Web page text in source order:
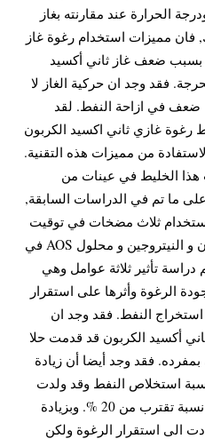
الحرارة عند مقارنته بغاز
فان مميزات استخدام رغوة غاز
بسبب ضعف غاز ثاني أكسيد
فقد وجد ان حركية الغاز لا
ضعف في ازاحة النفط. لقد
غازي ثاني اكسيد الكربون
من مميزات هذه التقنية.
هذا الخليط في عينات من
ما تم في الدراسات السابقة,
ثلاث مضخات في توقيت
واحد لضخ غاز ثاني اكسيد الكربون و النيتروجين و محلول AOS في
تأثير ثلاثة عوامل وهي
الرغوة وأثرها على استقرار
النفط. فقد وجد ان
أكسيد الكربون قد قدمت حلا
فقد وجد أيضا أن زيادة
استخلاص النفط وقد ولدت
رغوة مستقرة حتى الوصول الى نسبة تقترب من 20 %. وبزيادة
وصلت ال 35 % قد ادت الى استقرار الرغوة ولكن